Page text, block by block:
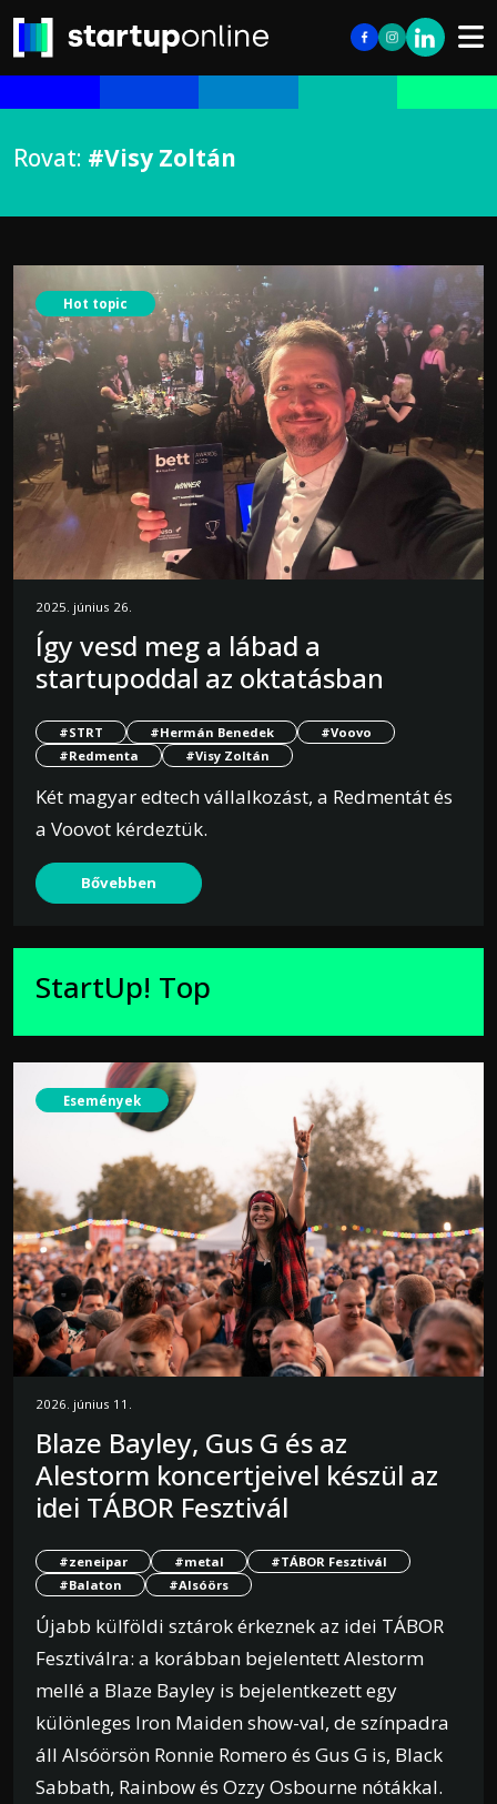
Rovat: #Visy Zoltán
Hot topic
2025. június 26.
Így vesd meg a lábad a
startupoddal az oktatásban
#STRT #Hermán Benedek
#Voovo
#Redmenta
#Visy Zoltán
Két magyar edtech vállalkozást, a Redmentát és
a Voovot kérdeztük.
Bővebben
StartUp! Top
Események
2026. június 11.
Blaze Bayley, Gus G és az
Alestorm koncertjeivel készül az
idei TÁBOR Fesztivál
#zeneipar #metal
#TÁBOR Fesztivál
#Balaton
#Alsóörs
Újabb külföldi sztárok érkeznek az idei TÁBOR
Fesztiválra: a korábban bejelentett Alestorm
mellé a Blaze Bayley is bejelentkezett egy
különleges Iron Maiden show-val, de színpadra
áll Alsóörsön Ronnie Romero és Gus G is, Black
Sabbath, Rainbow és Ozzy Osbourne nótákkal.